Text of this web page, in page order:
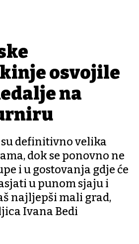
osvojile
na
definitivno velika
dok se ponovno ne
i u gostovanja gdje će
u punom sjaju i
najljepši mali grad,
Ivana Bedi